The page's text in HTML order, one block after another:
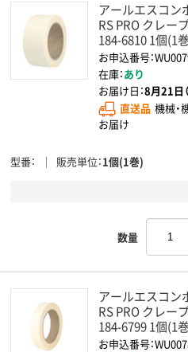
アールエスコン
RS PRO クレー
184-6810 1個(1巻
お申込番号：
在庫：あり
お届け日：8月21日
直送品 機械・
お届け
型番 販売単位 1個(1巻)
数量
アールエスコン
RS PRO クレー
184-6799 1個(1巻
お申込番号：